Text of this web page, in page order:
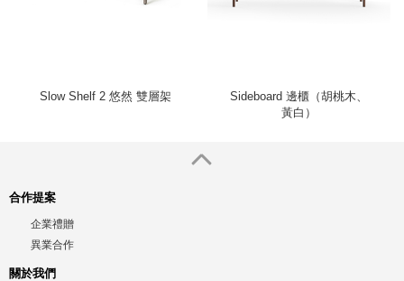
Slow Shelf 2 悠然 雙層架
Sideboard 邊櫃（胡桃木、
黃白）
合作提案
企業禮贈
異業合作
關於我們